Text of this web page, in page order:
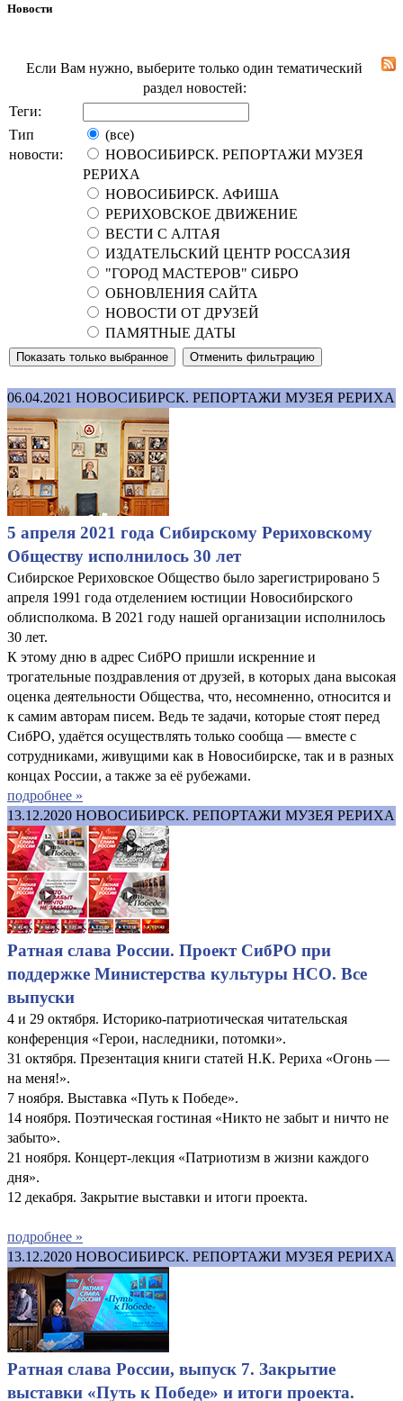
Новости
Если Вам нужно, выберите только один тематический
раздел новостей:
Теги:
Тип
новости:
(все)
НОВОСИБИРСК. РЕПОРТАЖИ МУЗЕЯ
РЕРИХА
НОВОСИБИРСК. АФИША
РЕРИХОВСКОЕ ДВИЖЕНИЕ
ВЕСТИ С АЛТАЯ
ИЗДАТЕЛЬСКИЙ ЦЕНТР РОССАЗИЯ
"ГОРОД МАСТЕРОВ" СИБРО
ОБНОВЛЕНИЯ САЙТА
НОВОСТИ ОТ ДРУЗЕЙ
ПАМЯТНЫЕ ДАТЫ
06.04.2021 НОВОСИБИРСК. РЕПОРТАЖИ МУЗЕЯ РЕРИХА
5 апреля 2021 года Сибирскому Рериховскому
Обществу исполнилось 30 лет
Сибирское Рериховское Общество было зарегистрировано 5
апреля 1991 года отделением юстиции Новосибирского
облисполкома. В 2021 году нашей организации исполнилось
30 лет.
К этому дню в адрес СибРО пришли искренние и
трогательные поздравления от друзей, в которых дана высокая
оценка деятельности Общества, что, несомненно, относится и
к самим авторам писем. Ведь те задачи, которые стоят перед
СибРО, удаётся осуществлять только сообща — вместе с
сотрудниками, живущими как в Новосибирске, так и в разных
концах России, а также за её рубежами.
подробнее »
13.12.2020 НОВОСИБИРСК. РЕПОРТАЖИ МУЗЕЯ РЕРИХА
Ратная слава России. Проект СибРО при
поддержке Министерства культуры НСО. Все
выпуски
4 и 29 октября. Историко-патриотическая читательская
конференция «Герои, наследники, потомки».
31 октября. Презентация книги статей Н.К. Рериха «Огонь —
на меня!».
7 ноября. Выставка «Путь к Победе».
14 ноября. Поэтическая гостиная «Никто не забыт и ничто не
забыто».
21 ноября. Концерт-лекция «Патриотизм в жизни каждого
дня».
12 декабря. Закрытие выставки и итоги проекта.
подробнее »
13.12.2020 НОВОСИБИРСК. РЕПОРТАЖИ МУЗЕЯ РЕРИХА
Ратная слава России, выпуск 7. Закрытие
выставки «Путь к Победе» и итоги проекта.